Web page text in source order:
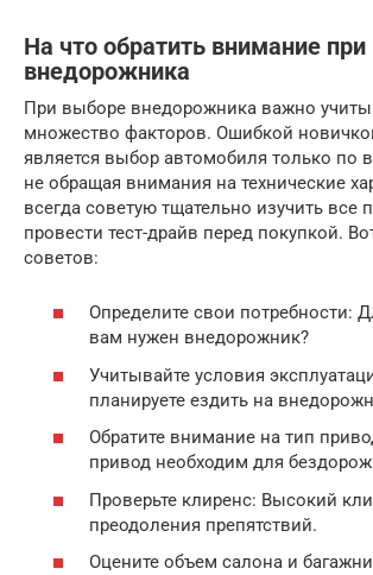
На что обратить внимание
внедорожника
При выборе внедорожника важно
множество факторов. Ошибкой
является выбор автомобиля только по
не обращая внимания на технические
всегда советую тщательно изучить все
провести тест-драйв перед покупкой.
советов:
Определите свои потребности:
вам нужен внедорожник?
Учитывайте условия
планируете ездить на
Обратите внимание на тип
привод необходим для
Проверьте клиренс: Высокий
преодоления препятствий.
Оцените объем салона и